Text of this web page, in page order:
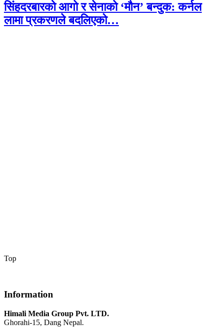
सिंहदरबारको आगो र सेनाको ‘मौन’ बन्दुक: कर्नल
लामा प्रकरणले बदलिएको…
Top
Information
Himali Media Group Pvt. LTD.
Ghorahi-15, Dang Nepal.